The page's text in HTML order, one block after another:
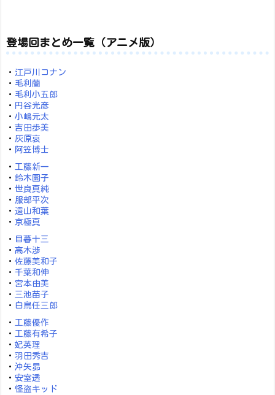
登場回まとめ一覧（アニメ版）
・ 江戸川コナン
・ 毛利蘭
・ 毛利小五郎
・ 円谷光彦
・ 小嶋元太
・ 吉田歩美
・ 灰原哀
・ 阿笠博士
・ 工藤新一
・ 鈴木園子
・ 世良真純
・ 服部平次
・ 遠山和葉
・ 京極真
・ 目暮十三
・ 高木渉
・ 佐藤美和子
・ 千葉和伸
・ 宮本由美
・ 三池苗子
・ 白鳥任三郎
・ 工藤優作
・ 工藤有希子
・ 妃英理
・ 羽田秀吉
・ 沖矢昴
・ 安室透
・ 怪盗キッド